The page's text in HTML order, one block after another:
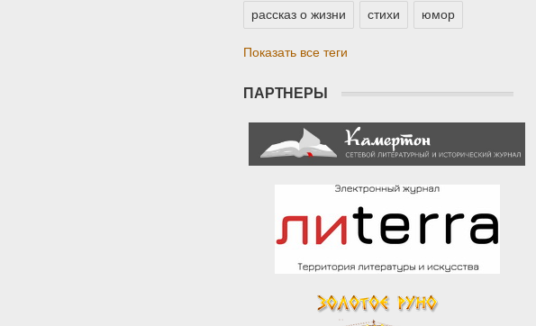
рассказ о жизни стихи юмор
Показать все теги
ПАРТНЕРЫ